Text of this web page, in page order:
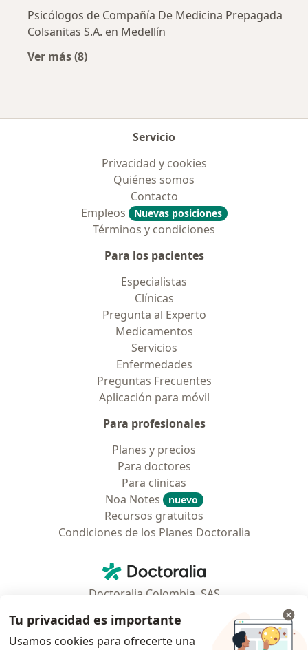
Psicólogos de Compañía De Medicina Prepagada
Colsanitas S.A. en Medellín
Ver más (8)
Servicio
Privacidad y cookies
Quiénes somos
Contacto
Empleos
Nuevas posiciones
Términos y condiciones
Para los pacientes
Especialistas
Clínicas
Pregunta al Experto
Medicamentos
Servicios
Enfermedades
Preguntas Frecuentes
Aplicación para móvil
Para profesionales
Planes y precios
Para doctores
Para clinicas
Noa Notes
nuevo
Recursos gratuitos
Condiciones de los Planes Doctoralia
Doctoralia - Página de inicio
Doctoralia Colombia, SAS
Municipio: Bogotá D.C., Colombia
Tu privacidad es importante
Usamos cookies para ofrecerte una